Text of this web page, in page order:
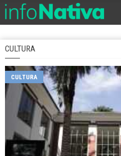
CULTURA
CULTURA